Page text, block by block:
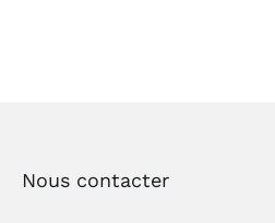
Nous contacter